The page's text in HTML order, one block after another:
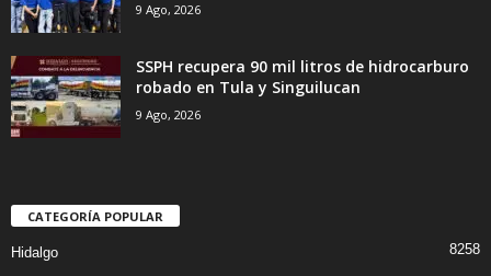
9 Ago, 2026
SSPH recupera 90 mil litros de hidrocarburo
robado en Tula y Singuilucan
9 Ago, 2026
CATEGORÍA POPULAR
Hidalgo
8258